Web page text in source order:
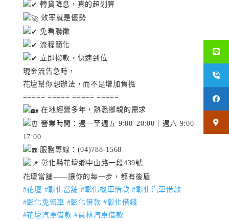
轉貸降息，真的超划算
效率就是優勢
免看聯徵
流程簡化
立即撥款，快速到位
現金流告急時，
花壇幫你想辦法，而不是增加負擔
===== ===== ===== =====
在地經營多年，熟悉鄉親的需求
營業時間：週一至週五 9:00–20:00｜週六 9:00–
17:00
服務專線：(04)788-1568
彰化縣花壇鄉中山路一段439號
花壇當舖——讓你的每一步，都有後盾
#花壇 #彰化當舖 #彰化機車借款 #彰化汽車借款
#彰化免留車 #彰化借款 #彰化借錢
#花壇汽車借款 #員林汽車借款